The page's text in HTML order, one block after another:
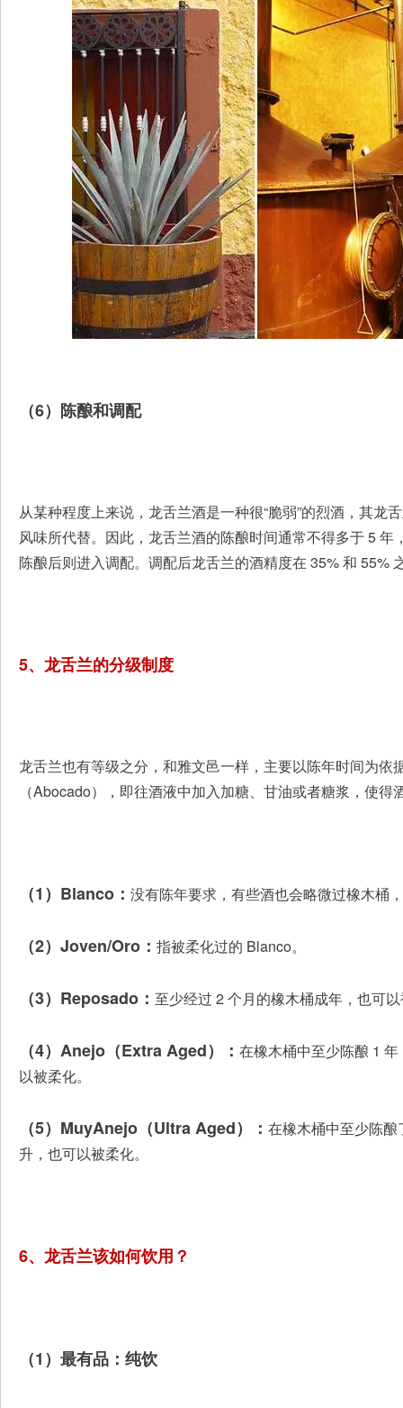
（6）陈酿和调配
从某种程度上来说，龙舌兰酒是一种很“脆弱”的烈酒，其龙
风味所代替。因此，龙舌兰酒的陈酿时间通常不得多于 5
陈酿后则进入调配。调配后龙舌兰的酒精度在 35% 和 55%
5、龙舌兰的分级制度
龙舌兰也有等级之分，和雅文邑一样，主要以陈年时间为依
（Abocado），即往酒液中加入加糖、甘油或者糖浆，使
（1）Blanco： 没有陈年要求，有些酒也会略微过橡木桶
（2）Joven/Oro： 指被柔化过的 Blanco。
（3）Reposado： 至少经过 2 个月的橡木桶成年，也可
（4）Anejo（Extra Aged）： 在橡木桶中至少陈酿 1
以被柔化。
（5）MuyAnejo（Ultra Aged）： 在橡木桶中至少陈
升，也可以被柔化。
6、龙舌兰该如何饮用？
（1）最有品：纯饮